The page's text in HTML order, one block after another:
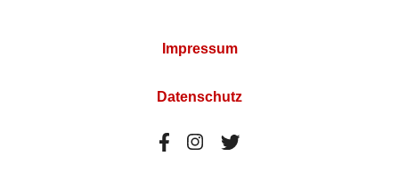
Impressum
Datenschutz